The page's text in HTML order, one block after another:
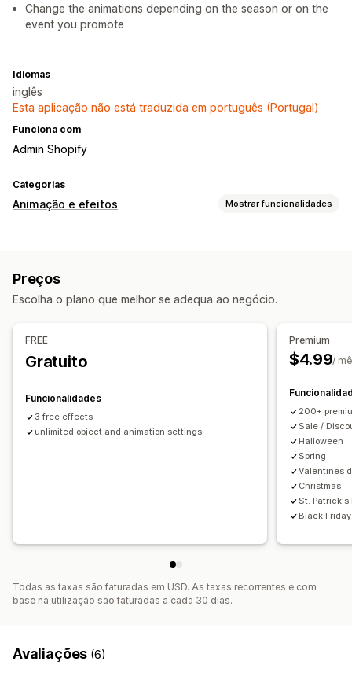
Change the animations depending on the season or on the
event you promote
Idiomas
inglês
Esta aplicação não está traduzida em português (Portugal)
Funciona com
Admin Shopify
Categorias
Animação e efeitos Mostrar funcionalidades
Velocidade
Inverno
Preços
Escolha o plano que melhor se adequa ao negócio.
FREE
Gratuito
Funcionalidades
3 free effects
unlimited object and animation settings
Premium
$4.99/
200+
Sale /
Halloween
Spring
Valentines
Christmas
St. Patrick's
Black
Todas as taxas são faturadas em USD. As taxas recorrentes e com
base na utilização são faturadas a cada 30 dias.
Avaliações (6)